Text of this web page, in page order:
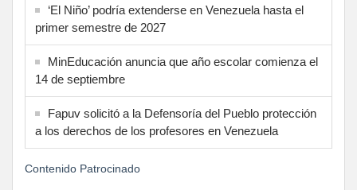
‘El Niño’ podría extenderse en Venezuela hasta el
primer semestre de 2027
MinEducación anuncia que año escolar comienza el
14 de septiembre
Fapuv solicitó a la Defensoría del Pueblo protección
a los derechos de los profesores en Venezuela
Contenido Patrocinado